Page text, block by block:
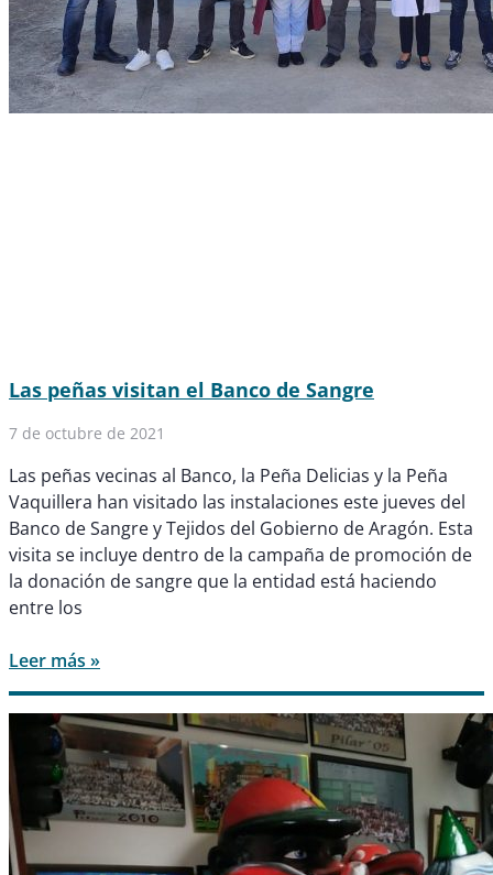
Las peñas visitan el Banco de Sangre
7 de octubre de 2021
Las peñas vecinas al Banco, la Peña Delicias y la Peña
Vaquillera han visitado las instalaciones este jueves del
Banco de Sangre y Tejidos del Gobierno de Aragón. Esta
visita se incluye dentro de la campaña de promoción de
la donación de sangre que la entidad está haciendo
entre los
Leer más »